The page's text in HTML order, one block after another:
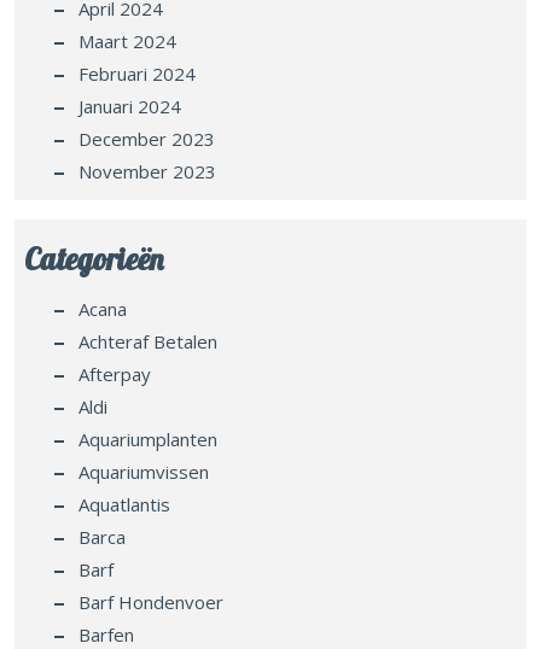
April 2024
Maart 2024
Februari 2024
Januari 2024
December 2023
November 2023
Categorieën
Acana
Achteraf Betalen
Afterpay
Aldi
Aquariumplanten
Aquariumvissen
Aquatlantis
Barca
Barf
Barf Hondenvoer
Barfen